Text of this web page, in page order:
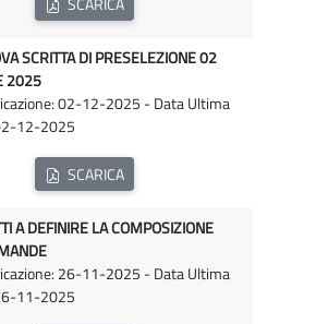
SCRITTA DI PRESELEZIONE 02
2025
02-12-2025 - Data Ultima
12-2025
SCARICA
A DEFINIRE LA COMPOSIZIONE
26-11-2025 - Data Ultima
11-2025